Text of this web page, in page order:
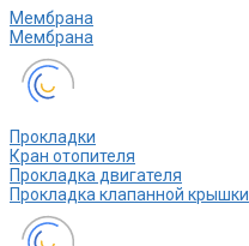
Мембрана
Мембрана
Прокладки
Кран отопителя
Прокладка двигателя
Прокладка клапанной крышки